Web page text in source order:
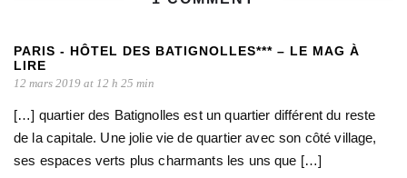
PARIS - HÔTEL DES BATIGNOLLES*** – LE MAG À
LIRE
12 mars 2019 at 12 h 25 min
[…] quartier des Batignolles est un quartier différent du reste
de la capitale. Une jolie vie de quartier avec son côté village,
ses espaces verts plus charmants les uns que […]